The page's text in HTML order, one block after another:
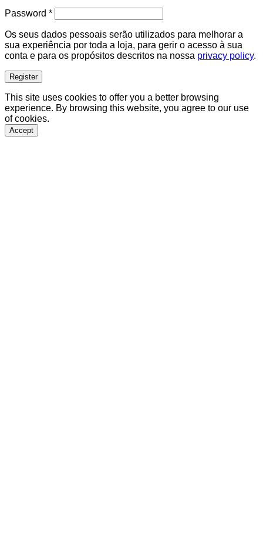
Password *Required
Os seus dados pessoais serão utilizados para melhorar a
sua experiência por toda a loja, para gerir o acesso à sua
conta e para os propósitos descritos na nossa privacy policy.
Register
This site uses cookies to offer you a better browsing
experience. By browsing this website, you agree to our use
of cookies.
Accept